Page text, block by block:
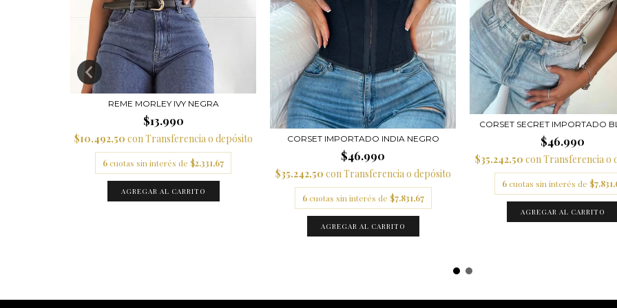
REME MORLEY IVY NEGRA
$13.990
$10.492,50 con Transferencia o depósito
6 cuotas sin interés de $2.331,67
AGREGAR AL CARRITO
CORSET IMPORTADO INDIA NEGRO
$46.990
$35.242,50 conTransferencia o depósito
6 cuotas sin interés de $7.831,67
AGREGAR AL CARRITO
CORSET SECRET IMPORTADO
$46.990
$35.242,50 conTransferencia o
6 cuotas sin interés de
AGREGAR AL CARRITO